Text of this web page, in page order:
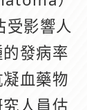
受影響人
發病率
血藥物
人員估